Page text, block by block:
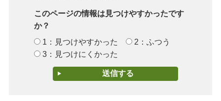
このページの情報は見つけやすかったです
か？
1：見つけやすかった
2：ふつう
3：見つけにくかった